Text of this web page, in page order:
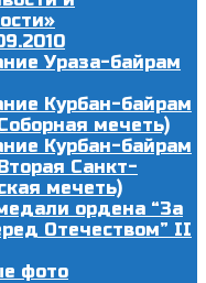
Ураза-байрам
Курбан-байрам
мечеть)
Курбан-байрам
Санкт-
мечеть)
ордена “За
Отечеством” II
фото